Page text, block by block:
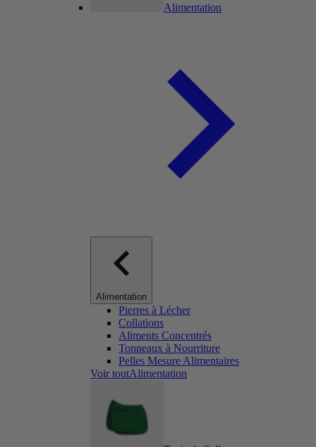
Alimentation
Alimentation
Pierres à Lécher
Collations
Aliments Concentrés
Tonneaux à Nourriture
Pelles Mesure Alimentaires
Voir toutAlimentation